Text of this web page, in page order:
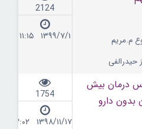
م.مریم
حیدرالفی
2124
۱۳۹۹/۷/۱ ۱۱:۱۵
درمان بیش
بدون دارو
1754
۱۳۹۸/۱۱/۱۷ ۲۲:۰۲